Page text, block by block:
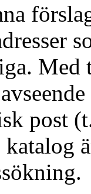
Med
post
katalog